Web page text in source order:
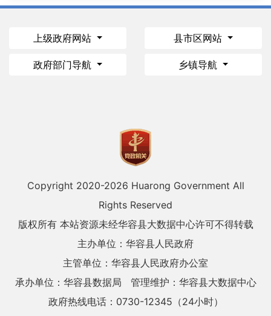
上级政府网站 县市区网站
政府部门导航 乡镇导航
Copyright 2020-2026 Huarong Government All
Rights Reserved
版权所有 本站资源未经华容县大数据中心许可不得转载
主办单位：华容县人民政府
主管单位：华容县人民政府办公室
承办单位：华容县数据局
管理维护：华容县大数据中心
政府热线电话：0730-12345（24小时）